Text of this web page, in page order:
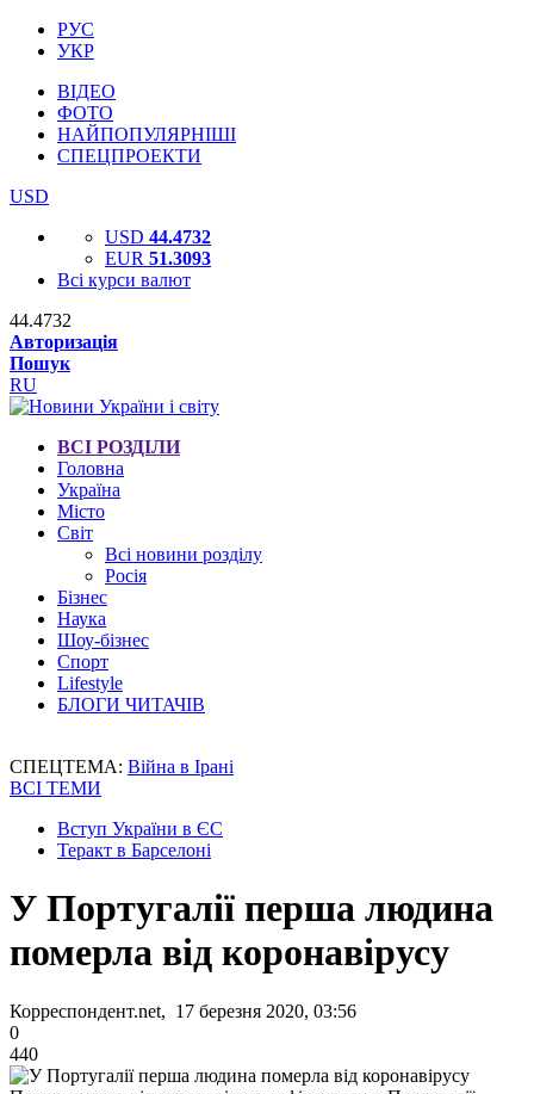
РУС
УКР
ВІДЕО
ФОТО
НАЙПОПУЛЯРНІШІ
СПЕЦПРОЕКТИ
USD
USD 44.4732
EUR 51.3093
Всі курси валют
44.4732
Авторизація
Пошук
RU
ВСІ РОЗДІЛИ
Головна
Україна
Місто
Світ
Всі новини розділу
Росія
Бізнес
Наука
Шоу-бізнес
Спорт
Lifestyle
БЛОГИ ЧИТАЧІВ
СПЕЦТЕМА: Війна в Ірані
ВСІ ТЕМИ
Вступ України в ЄС
Теракт в Барселоні
У Португалії перша людина
померла від коронавірусу
Корреспондент.net, 17 березня 2020, 03:56
0
440